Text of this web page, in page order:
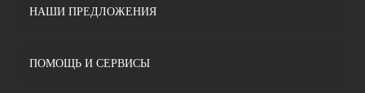
НАШИ ПРЕДЛОЖЕНИЯ
ПОМОЩЬ И СЕРВИСЫ